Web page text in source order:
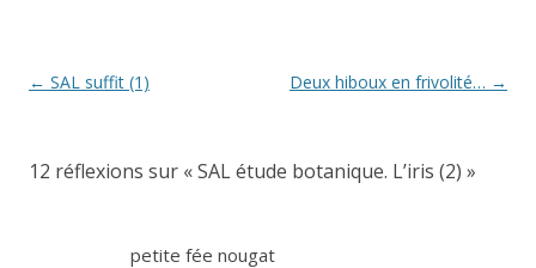
Navigation
← SAL suffit (1) Deux hiboux en frivolité… →
12 réflexions sur «SAL étude botanique. L’iris (2) »
petite fée nougat